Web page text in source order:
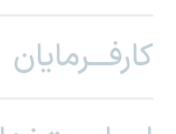
کارفـــرمایان